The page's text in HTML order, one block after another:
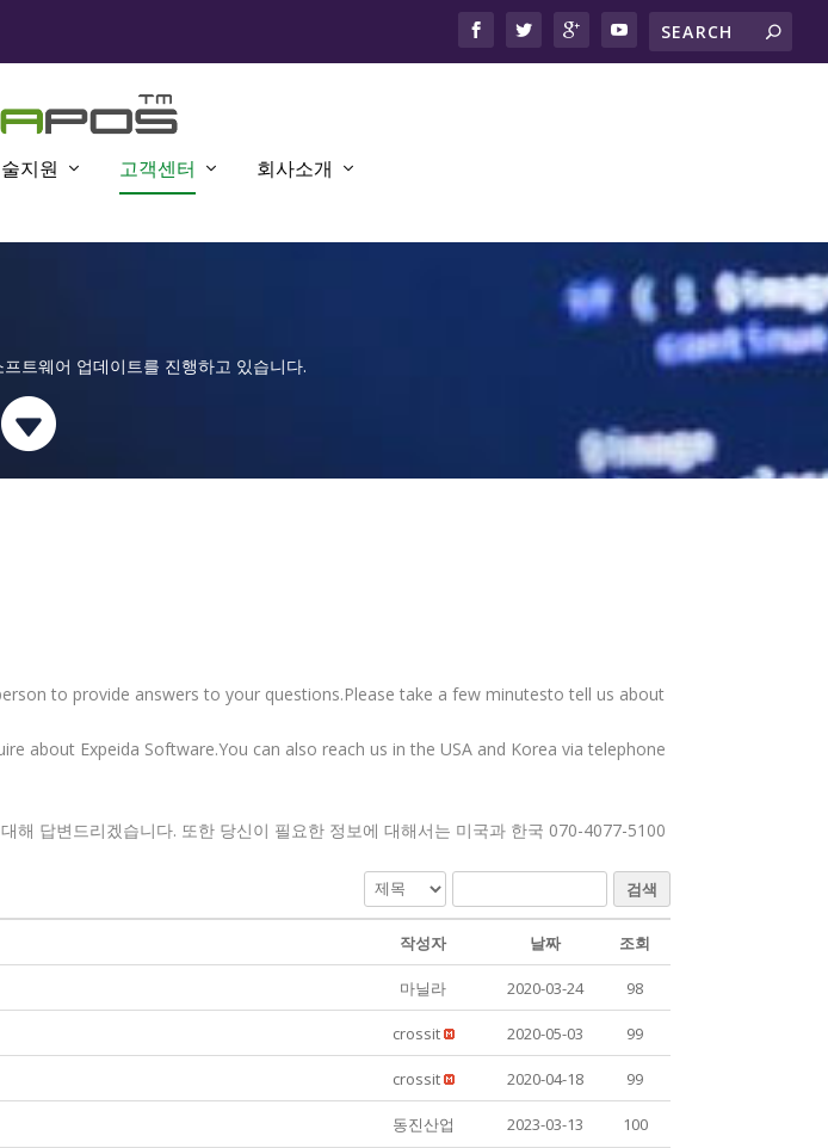
지원 고객센터 회사소개
트웨어 업데이트를 진행하고 있습니다.

to provide answers to your questions.Please take a few minutesto tell us about
about Expeida Software.You can also reach us in the USA and Korea via telephone
해 답변드리겠습니다. 또한 당신이 필요한 정보에 대해서는 미국과 한국 070-4077-5100
검색
작성자 날짜 조회
마닐라 2020-03-24 98
crossit 2020-05-03 99
crossit 2020-04-18 99
동진산업 2023-03-13 100